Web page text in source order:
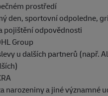
prostředí
den, sportovní odpoledne,
pojištění odpovědnosti
Group
u dalších partnerů (např.
narozeniny a jiné významné